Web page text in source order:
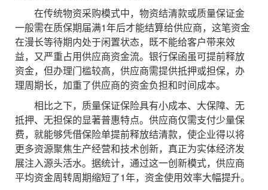
在传统物资采购模式中，物资结清款或质量保证金
一般需在质保期届满1年后才能结算给供应商，这笔资金
在漫长等待期内处于闲置状态，既不能给客户带来效
益，又严重占用供应商资金流。银行保函虽可提前释放
资金，但办理门槛较高，供应商需提供抵押或担保，办
理周期长，加重了供应商的资金负担和时间成本。
相比之下，质量保证保险具有小成本、大保障、无
抵押、无担保的显著普惠特点。供应商仅需支付少量保
费，就能够凭借保险单提前释放结清款，使企业得以将
更多资源聚焦生产经营和技术创新，真正为实体经济发
展注入源头活水。据统计，通过这一创新模式，供应商
平均资金周转周期缩短了1年，资金使用效率大幅提升。